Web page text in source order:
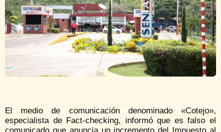
El medio de comunicación denominado «Cotejo»,
especialista de Fact-checking, informóque esfalso el